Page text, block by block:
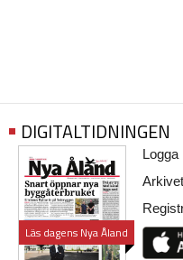
DIGITALTIDNINGEN
Läs dagens Nya Åland
Logga
Arkivet